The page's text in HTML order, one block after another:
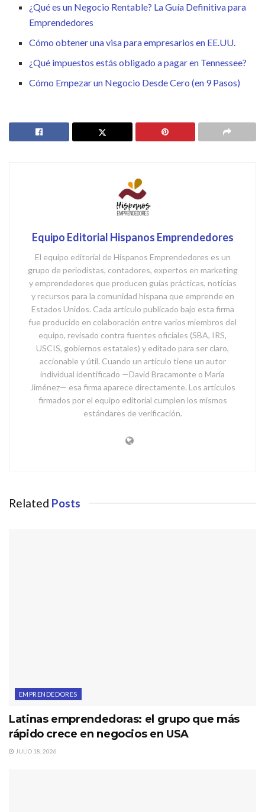
¿Qué es un Negocio Rentable? La Guía Definitiva para
Emprendedores
Cómo obtener una visa para empresarios en EE.UU.
¿Qué impuestos estás obligado a pagar en Tennessee?
Cómo Empezar un Negocio Desde Cero (en 9 Pasos)
Equipo Editorial Hispanos Emprendedores
El equipo editorial de Hispanos Emprendedores es un
grupo de periodistas, contadores, expertos en marketing
y emprendedores que producen guías prácticas, noticias
y recursos para la comunidad hispana que emprende en
Estados Unidos. Cada artículo publicado bajo esta firma
fue producido en colaboración entre varios miembros del
equipo, revisado contra fuentes oficiales (SBA, IRS,
USCIS, gobiernos estatales) y editado para ser claro,
accionable y útil. Cuando un artículo tiene un autor
individual identificado —David Bracamonte o María
Jiménez— esa firma aparece directamente. Los artículos
firmados por el equipo editorial cumplen los mismos
estándares de verificación.
Related Posts
EMPRENDEDORES
Latinas emprendedoras: el grupo que más
rápido crece en negocios en USA
JULIO 18, 2026